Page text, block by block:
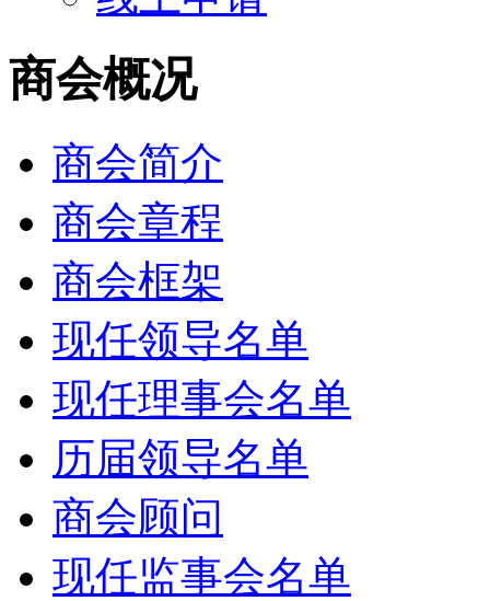
商会概况
商会简介
商会章程
商会框架
现任领导名单
现任理事会名单
历届领导名单
商会顾问
现任监事会名单